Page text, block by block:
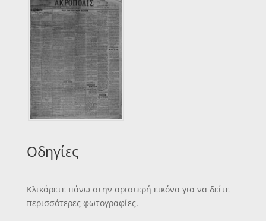
Οδηγίες
Κλικάρετε πάνω στην αριστερή εικόνα για να δείτε
περισσότερες φωτογραφίες.